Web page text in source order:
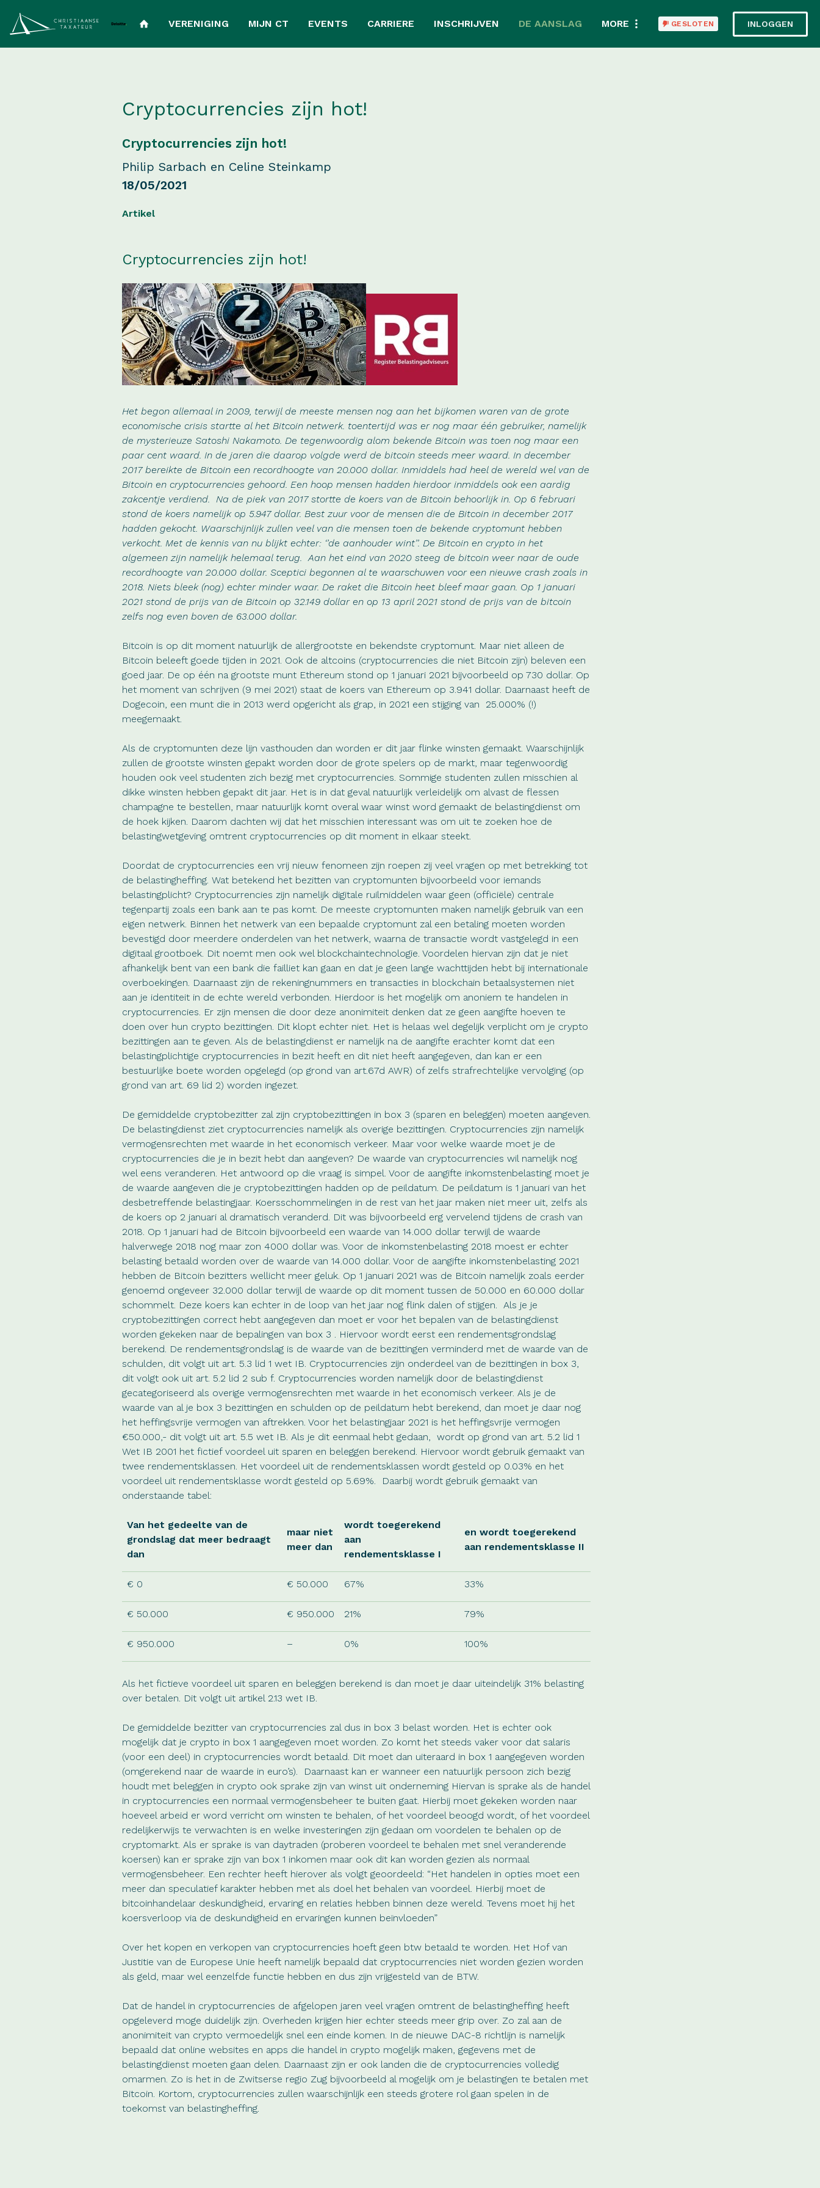
GESLOTEN INLOGGEN
VERENIGING MIJN CT EVENTS CARRIERE INSCHRIJVEN DE AANSLAG MORE
Cryptocurrencies zijn hot!
Cryptocurrencies zijn hot!
Philip Sarbach en Celine Steinkamp
18/05/2021
Artikel
Cryptocurrencies zijn hot!
Het begon allemaal in 2009, terwijl de meeste mensen nog aan het bijkomen waren van de grote
economische crisis startte al het Bitcoin netwerk. toentertijd was er nog maar één gebruiker, namelijk
de mysterieuze Satoshi Nakamoto. De tegenwoordig alom bekende Bitcoin was toen nog maar een
paar cent waard. In de jaren die daarop volgde werd de bitcoin steeds meer waard. In december
2017 bereikte de Bitcoin een recordhoogte van 20.000 dollar. Inmiddels had heel de wereld wel van de
Bitcoin en cryptocurrencies gehoord. Een hoop mensen hadden hierdoor inmiddels ook een aardig
zakcentje verdiend. Na de piek van 2017 stortte de koers van de Bitcoin behoorlijk in. Op 6 februari
stond de koers namelijk op 5.947 dollar. Best zuur voor de mensen die de Bitcoin in december 2017
hadden gekocht. Waarschijnlijk zullen veel van die mensen toen de bekende cryptomunt hebben
verkocht. Met de kennis van nu blijkt echter: ‘’de aanhouder wint’’. De Bitcoin en crypto in het
algemeen zijn namelijk helemaal terug. Aan het eind van 2020 steeg de bitcoin weer naar de oude
recordhoogte van 20.000 dollar. Sceptici begonnen al te waarschuwen voor een nieuwe crash zoals in
2018. Niets bleek (nog) echter minder waar. De raket die Bitcoin heet bleef maar gaan. Op 1 januari
2021 stond de prijs van de Bitcoin op 32.149 dollar en op 13 april 2021 stond de prijs van de bitcoin
zelfs nog even boven de 63.000 dollar.
Bitcoin is op dit moment natuurlijk de allergrootste en bekendste cryptomunt. Maar niet alleen de
Bitcoin beleeft goede tijden in 2021. Ook de altcoins (cryptocurrencies die niet Bitcoin zijn) beleven een
goed jaar. De op één na grootste munt Ethereum stond op 1 januari 2021 bijvoorbeeld op 730 dollar. Op
het moment van schrijven (9 mei 2021) staat de koers van Ethereum op 3.941 dollar. Daarnaast heeft de
Dogecoin, een munt die in 2013 werd opgericht als grap, in 2021 een stijging van 25.000% (!)
meegemaakt.
Als de cryptomunten deze lijn vasthouden dan worden er dit jaar flinke winsten gemaakt. Waarschijnlijk
zullen de grootste winsten gepakt worden door de grote spelers op de markt, maar tegenwoordig
houden ook veel studenten zich bezig met cryptocurrencies. Sommige studenten zullen misschien al
dikke winsten hebben gepakt dit jaar. Het is in dat geval natuurlijk verleidelijk om alvast de flessen
champagne te bestellen, maar natuurlijk komt overal waar winst word gemaakt de belastingdienst om
de hoek kijken. Daarom dachten wij dat het misschien interessant was om uit te zoeken hoe de
belastingwetgeving omtrent cryptocurrencies op dit moment in elkaar steekt.
Doordat de cryptocurrencies een vrij nieuw fenomeen zijn roepen zij veel vragen op met betrekking tot
de belastingheffing. Wat betekend het bezitten van cryptomunten bijvoorbeeld voor iemands
belastingplicht­? Cryptocurrencies zijn namelijk digitale ruilmiddelen waar geen (officiële) centrale
tegenpartij zoals een bank aan te pas komt. De meeste cryptomunten maken namelijk gebruik van een
eigen netwerk. Binnen het netwerk van een bepaalde cryptomunt zal een betaling moeten worden
bevestigd door meerdere onderdelen van het netwerk, waarna de transactie wordt vastgelegd in een
digitaal grootboek. Dit noemt men ook wel blockchaintechnologie. Voordelen hiervan zijn dat je niet
afhankelijk bent van een bank die failliet kan gaan en dat je geen lange wachttijden hebt bij internationale
overboekingen. Daarnaast zijn de rekeningnummers en transacties in blockchain betaalsystemen niet
aan je identiteit in de echte wereld verbonden. Hierdoor is het mogelijk om anoniem te handelen in
cryptocurrencies. Er zijn mensen die door deze anonimiteit denken dat ze geen aangifte hoeven te
doen over hun crypto bezittingen. Dit klopt echter niet. Het is helaas wel degelijk verplicht om je crypto
bezittingen aan te geven. Als de belastingdienst er namelijk na de aangifte erachter komt dat een
belastingplichtige cryptocurrencies in bezit heeft en dit niet heeft aangegeven, dan kan er een
bestuurlijke boete worden opgelegd (op grond van art.67d AWR) of zelfs strafrechtelijke vervolging (op
grond van art. 69 lid 2) worden ingezet.
De gemiddelde cryptobezitter zal zijn cryptobezittingen in box 3 (sparen en beleggen) moeten aangeven.
De belastingdienst ziet cryptocurrencies namelijk als overige bezittingen. Cryptocurrencies zijn namelijk
vermogensrechten met waarde in het economisch verkeer. Maar voor welke waarde moet je de
cryptocurrencies die je in bezit hebt dan aangeven? De waarde van cryptocurrencies wil namelijk nog
wel eens veranderen. Het antwoord op die vraag is simpel. Voor de aangifte inkomstenbelasting moet je
de waarde aangeven die je cryptobezittingen hadden op de peildatum. De peildatum is 1 januari van het
desbetreffende belastingjaar. Koersschommelingen in de rest van het jaar maken niet meer uit, zelfs als
de koers op 2 januari al dramatisch veranderd. Dit was bijvoorbeeld erg vervelend tijdens de crash van
2018. Op 1 januari had de Bitcoin bijvoorbeeld een waarde van 14.000 dollar terwijl de waarde
halverwege 2018 nog maar zon 4000 dollar was. Voor de inkomstenbelasting 2018 moest er echter
belasting betaald worden over de waarde van 14.000 dollar. Voor de aangifte inkomstenbelasting 2021
hebben de Bitcoin bezitters wellicht meer geluk. Op 1 januari 2021 was de Bitcoin namelijk zoals eerder
genoemd ongeveer 32.000 dollar terwijl de waarde op dit moment tussen de 50.000 en 60.000 dollar
schommelt. Deze koers kan echter in de loop van het jaar nog flink dalen of stijgen. Als je je
cryptobezittingen correct hebt aangegeven dan moet er voor het bepalen van de belastingdienst
worden gekeken naar de bepalingen van box 3 . Hiervoor wordt eerst een rendementsgrondslag
berekend. De rendementsgrondslag is de waarde van de bezittingen verminderd met de waarde van de
schulden, dit volgt uit art. 5.3 lid 1 wet IB. Cryptocurrencies zijn onderdeel van de bezittingen in box 3,
dit volgt ook uit art. 5.2 lid 2 sub f. Cryptocurrencies worden namelijk door de belastingdienst
gecategoriseerd als overige vermogensrechten met waarde in het economisch verkeer. Als je de
waarde van al je box 3 bezittingen en schulden op de peildatum hebt berekend, dan moet je daar nog
het heffingsvrije vermogen van aftrekken. Voor het belastingjaar 2021 is het heffingsvrije vermogen
€50.000,- dit volgt uit art. 5.5 wet IB. Als je dit eenmaal hebt gedaan, wordt op grond van art. 5.2 lid 1
Wet IB 2001 het fictief voordeel uit sparen en beleggen berekend. Hiervoor wordt gebruik gemaakt van
twee rendementsklassen. Het voordeel uit de rendementsklassen wordt gesteld op 0.03% en het
voordeel uit rendementsklasse wordt gesteld op 5.69%. Daarbij wordt gebruik gemaakt van
onderstaande tabel:
Van het gedeelte van de
grondslag dat meer bedraagt
dan
maar niet
meer dan
wordt toegerekend
aan
rendementsklasse I
en wordt toegerekend
aan rendementsklasse II
€ 0 € 50.000 67% 33%
€ 50.000 € 950.000 21% 79%
€ 950.000 – 0% 100%
Als het fictieve voordeel uit sparen en beleggen berekend is dan moet je daar uiteindelijk 31% belasting
over betalen. Dit volgt uit artikel 2.13 wet IB.
De gemiddelde bezitter van cryptocurrencies zal dus in box 3 belast worden. Het is echter ook
mogelijk dat je crypto in box 1 aangegeven moet worden. Zo komt het steeds vaker voor dat salaris
(voor een deel) in cryptocurrencies wordt betaald. Dit moet dan uiteraard in box 1 aangegeven worden
(omgerekend naar de waarde in euro’s). Daarnaast kan er wanneer een natuurlijk persoon zich bezig
houdt met beleggen in crypto ook sprake zijn van winst uit onderneming Hiervan is sprake als de handel
in cryptocurrencies een normaal vermogensbeheer te buiten gaat. Hierbij moet gekeken worden naar
hoeveel arbeid er word verricht om winsten te behalen, of het voordeel beoogd wordt, of het voordeel
redelijkerwijs te verwachten is en welke investeringen zijn gedaan om voordelen te behalen op de
cryptomarkt. Als er sprake is van daytraden (proberen voordeel te behalen met snel veranderende
koersen) kan er sprake zijn van box 1 inkomen maar ook dit kan worden gezien als normaal
vermogensbeheer. Een rechter heeft hierover als volgt geoordeeld: “Het handelen in opties moet een
meer dan speculatief karakter hebben met als doel het behalen van voordeel. Hierbij moet de
bitcoinhandelaar deskundigheid, ervaring en relaties hebben binnen deze wereld. Tevens moet hij het
koersverloop via de deskundigheid en ervaringen kunnen beïnvloeden”
Over het kopen en verkopen van cryptocurrencies hoeft geen btw betaald te worden. Het Hof van
Justitie van de Europese Unie heeft namelijk bepaald dat cryptocurrencies niet worden gezien worden
als geld, maar wel eenzelfde functie hebben en dus zijn vrijgesteld van de BTW.
Dat de handel in cryptocurrencies de afgelopen jaren veel vragen omtrent de belastingheffing heeft
opgeleverd moge duidelijk zijn. Overheden krijgen hier echter steeds meer grip over. Zo zal aan de
anonimiteit van crypto vermoedelijk snel een einde komen. In de nieuwe DAC-8 richtlijn is namelijk
bepaald dat online websites en apps die handel in crypto mogelijk maken, gegevens met de
belastingdienst moeten gaan delen. Daarnaast zijn er ook landen die de cryptocurrencies volledig
omarmen. Zo is het in de Zwitserse regio Zug bijvoorbeeld al mogelijk om je belastingen te betalen met
Bitcoin. Kortom, cryptocurrencies zullen waarschijnlijk een steeds grotere rol gaan spelen in de
toekomst van belastingheffing.